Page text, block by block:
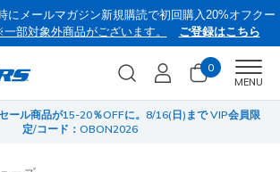
にメールマガジン新規購読で初回購入20%オフクー
部対象外商品がございます。 ご登録はこちら
0
MENU
ール商品が15-20％OFFに。8/16(日)まで VIP会員限
定/コード：OBON2026